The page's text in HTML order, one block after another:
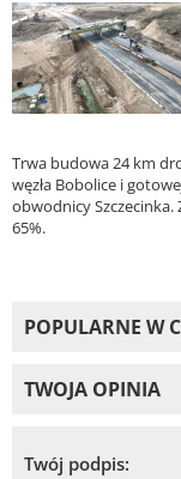
Trwa budowa 24 km
węzła Bobolice i
obwodnicy
65%.
POPULARNE W
TWOJA OPINIA
Twój podpis: